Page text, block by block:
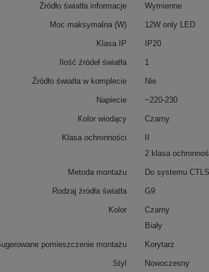
Żródło światła informacje Wymienne
Moc maksymalna (W) 12W only LED
Klasa IP IP20
Ilość źródeł światła 1
Źródło światła w komplecie Nie
Napiecie ~220-230
Kolor wiodący Czarny
Klasa ochronności
2 klasa
Metoda montażu Do systemu
Rodzaj źródła światła G9
Kolor
Czarny
Biały
pomieszczenie montażu Korytarz
Styl Nowoczesny